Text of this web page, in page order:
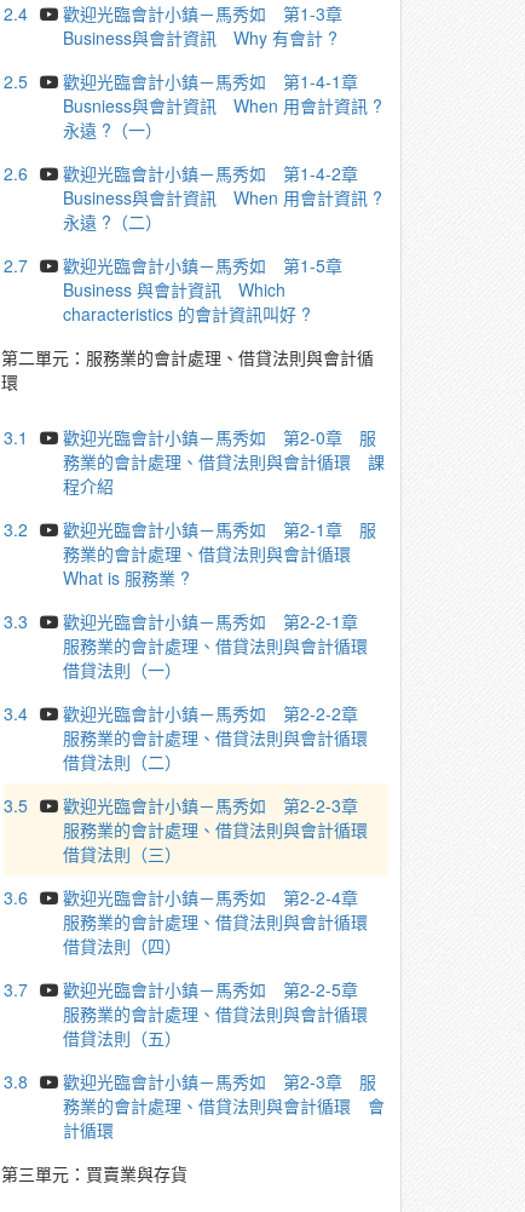
2.4
歡迎光臨會計小鎮－馬秀如 第1-3章
Business與會計資訊 Why 有會計 ?
2.5
歡迎光臨會計小鎮－馬秀如 第1-4-1章
Busniess與會計資訊 When 用會計資訊 ?
永遠 ?（一）
2.6
歡迎光臨會計小鎮－馬秀如 第1-4-2章
Business與會計資訊 When 用會計資訊 ?
永遠 ?（二）
2.7
歡迎光臨會計小鎮－馬秀如 第1-5章
Business 與會計資訊 Which
characteristics 的會計資訊叫好 ?
第二單元：服務業的會計處理、借貸法則與會計循
環
3.1
歡迎光臨會計小鎮－馬秀如 第2-0章 服
務業的會計處理、借貸法則與會計循環 課
程介紹
3.2
歡迎光臨會計小鎮－馬秀如 第2-1章 服
務業的會計處理、借貸法則與會計循環
What is 服務業 ?
3.3
歡迎光臨會計小鎮－馬秀如 第2-2-1章
服務業的會計處理、借貸法則與會計循環
借貸法則（一）
3.4
歡迎光臨會計小鎮－馬秀如 第2-2-2章
服務業的會計處理、借貸法則與會計循環
借貸法則（二）
3.5
歡迎光臨會計小鎮－馬秀如 第2-2-3章
服務業的會計處理、借貸法則與會計循環
借貸法則（三）
3.6
歡迎光臨會計小鎮－馬秀如 第2-2-4章
服務業的會計處理、借貸法則與會計循環
借貸法則（四）
3.7
歡迎光臨會計小鎮－馬秀如 第2-2-5章
服務業的會計處理、借貸法則與會計循環
借貸法則（五）
3.8
歡迎光臨會計小鎮－馬秀如 第2-3章 服
務業的會計處理、借貸法則與會計循環 會
計循環
第三單元：買賣業與存貨